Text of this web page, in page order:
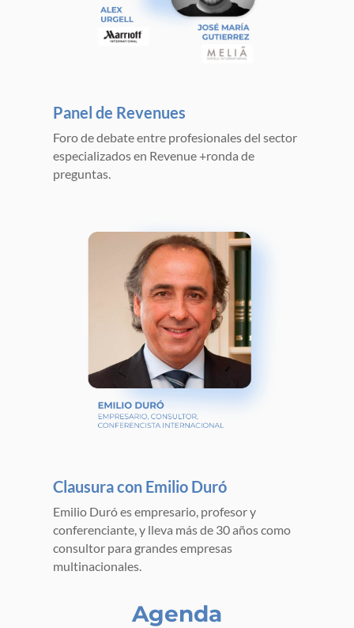
Panel de Revenues
Foro de debate entre profesionales del sector
especializados en Revenue +ronda de
preguntas.
Clausura con Emilio Duró
Emilio Duró es empresario, profesor y
conferenciante, y lleva más de 30 años como
consultor para grandes empresas
multinacionales.
Agenda